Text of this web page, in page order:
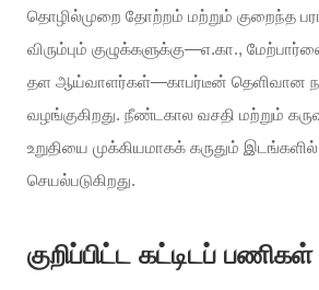
தொழில்முறை தோற்றம் மற்றும் குறைந்த
விரும்பும் குழுக்களுக்கு—எ.கா.,
தள ஆய்வாளர்கள்—காபர்டீன் தெளிவான
வழங்குகிறது. நீண்டகால வசதி மற்றும்
உறுதியை முக்கியமாகக் கருதும்
செயல்படுகிறது.
குறிப்பிட்ட கட்டிடப்